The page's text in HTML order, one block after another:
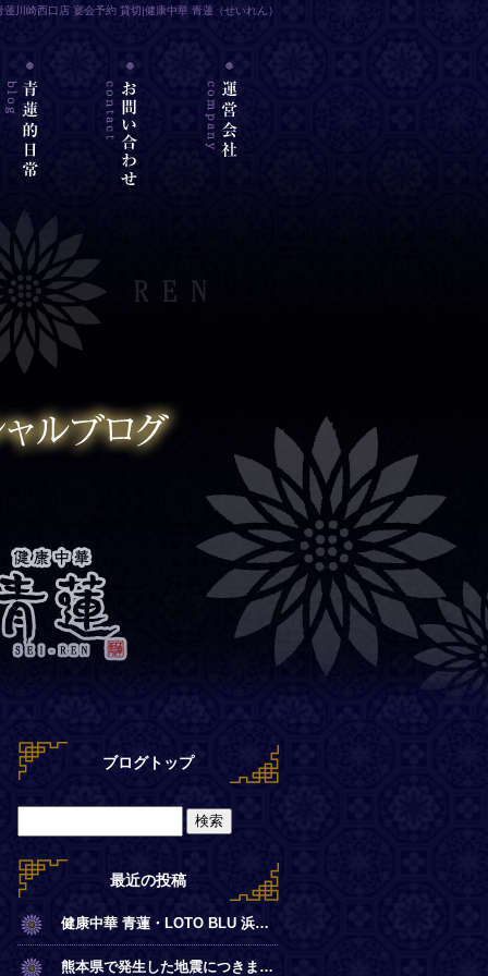
蓮川崎西口店 宴会予約 貸切|健康中華 青蓮（せいれん）
ブログトップ
最近の投稿
健康中華 青蓮・LOTO BLU 浜離宮店【夏季営業時間のお知らせ】
熊本県で発生した地震につきまして